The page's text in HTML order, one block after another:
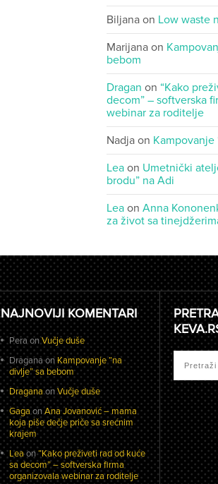
Biljana on Low waste
Marijana on
bebom
Dragan on “Kako
decom” – softverska
webinar za roditelje
Nadja on Kampovanje
Lea on Umetnički
brodu” na Adi
Lea on Anna
za život sa
NAJNOVIJI KOMENTARI
PeraonVučje duše
DraganaonKampovanje “na
divlje” sa bebom
DraganaonVučje duše
GagaonAna Jovanović – mama
koja piše dečje priče sa srećnim
krajem
Leaon“Kako preživeti rad od kuće
sa decom” – softverska firma
organizovala webinar za roditelje